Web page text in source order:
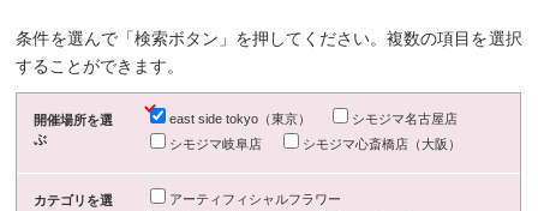
条件を選んで「検索ボタン」を押してください。複数の項目を選択
することができます。
開催場所を選
ぶ
east side tokyo（東京）
シモジマ名古屋店
シモジマ岐阜店
シモジマ心斎橋店（大阪）
カテゴリを選
アーティフィシャルフラワー